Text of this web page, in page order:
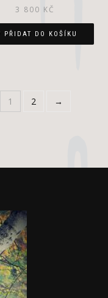
3 800 KČ
PŘIDAT DO KOŠÍKU
1 2 →